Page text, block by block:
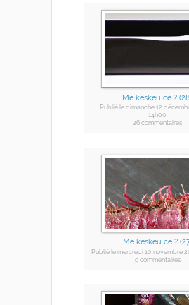
Mé késkeu cé ?
Publiéle dimanche 12
14h00
26 commentaires
Mé késkeu cé ?
Publiéle mercredi 10 novembre
9 commentaires